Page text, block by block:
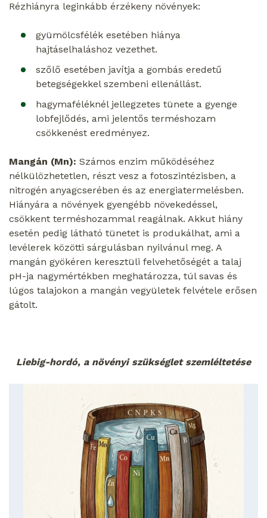
Rézhiányra leginkább érzékeny növények:
gyümölcsfélék esetében hiánya
hajtáselhaláshoz vezethet.
szőlő esetében javítja a gombás eredetű
betegségekkel szembeni ellenállást.
hagymaféléknél jellegzetes tünete a gyenge
lobfejlődés, ami jelentős terméshozam
csökkenést eredményez.
Mangán (Mn): Számos enzim működéséhez
nélkülözhetetlen, részt vesz a fotoszintézisben, a
nitrogén anyagcserében és az energiatermelésben.
Hiányára a növények gyengébb növekedéssel,
csökkent terméshozammal reagálnak. Akkut hiány
esetén pedig látható tünetet is produkálhat, ami a
levélerek közötti sárgulásban nyilvánul meg. A
mangán gyökéren keresztüli felvehetőségét a talaj
pH-ja nagymértékben meghatározza, túl savas és
lúgos talajokon a mangán vegyületek felvétele erősen
gátolt.
Liebig-hordó, a növényi szükséglet szemléltetése